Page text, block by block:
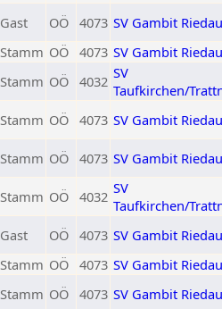
Gast OÖ 4073 SV Gambit Riedau
Stamm OÖ 4073 SV Gambit Riedau
Stamm OÖ 4032 SV
Taufkirchen/
Stamm OÖ 4073 SV Gambit Riedau
Stamm OÖ 4073 SV Gambit Riedau
Stamm OÖ 4032 SV
Taufkirchen/
Gast OÖ 4073 SV Gambit Riedau
Stamm OÖ 4073 SV Gambit Riedau
Stamm OÖ 4073 SV Gambit Riedau